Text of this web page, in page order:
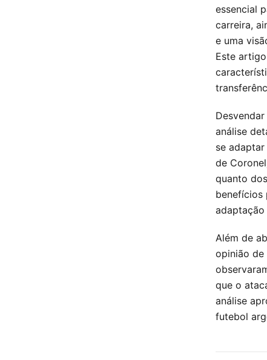
essencial
carreira,
e uma
Este
análise
se
de
quanto
benefícios
adaptação
Além de
opinião de
que o
análise
futebol